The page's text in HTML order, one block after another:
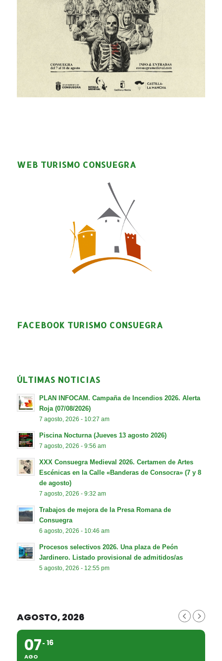
WEB TURISMO CONSUEGRA
FACEBOOK TURISMO CONSUEGRA
ÚLTIMAS NOTICIAS
PLAN INFOCAM. Campaña de Incendios 2026. Alerta
Roja (07/08/2026)
7 agosto, 2026 - 10:27 am
Piscina Nocturna (Jueves 13 agosto 2026)
7 agosto, 2026 - 9:56 am
XXX Consuegra Medieval 2026. Certamen de Artes
Escénicas en la Calle «Banderas de Consocra» (7 y 8
de agosto)
7 agosto, 2026 - 9:32 am
Trabajos de mejora de la Presa Romana de
Consuegra
6 agosto, 2026 - 10:46 am
Procesos selectivos 2026. Una plaza de Peón
Jardinero. Listado provisional de admitidos/as
5 agosto, 2026 - 12:55 pm
AGOSTO, 2026
07
AGO
16